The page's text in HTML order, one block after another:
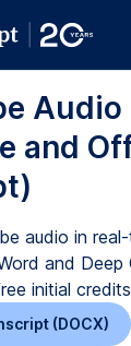
Audio
and
audio in
and Deep
initial
(DOCX)